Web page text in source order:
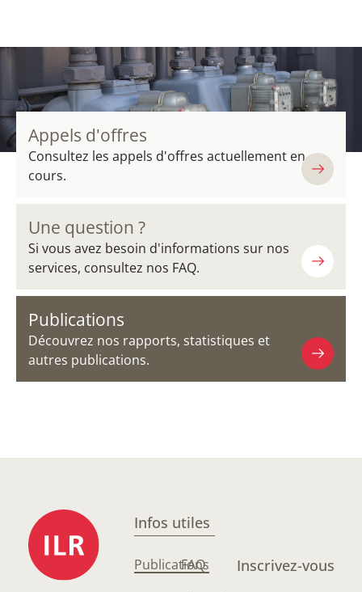
Appels d'offres
Consultez les appels d'offres actuellement en
cours.
Une question ?
Si vous avez besoin d'informations sur nos
services, consultez nos FAQ.
Publications
Découvrez nos rapports, statistiques et
autres publications.
Infos utiles
Publications
FAQ Inscrivez-vous